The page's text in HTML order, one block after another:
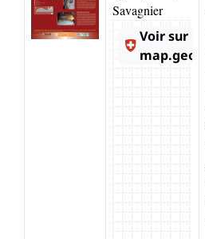
Savagnier